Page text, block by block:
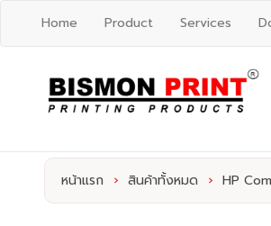
Home Product Services
หน้าแรก › สินค้าทั้งหมด › HP